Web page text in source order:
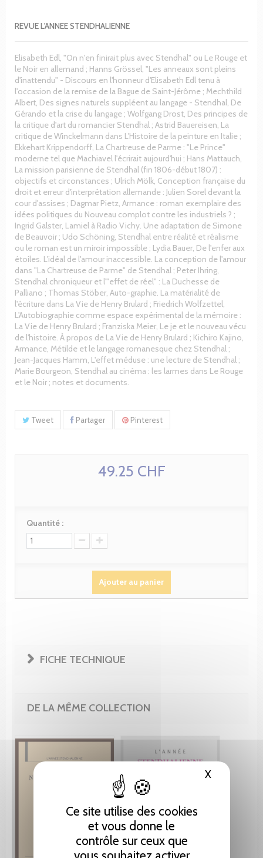
Ce site utilise des cookies
et vous donne le
contrôle sur ceux que
vous souhaitez activer
XMasquer
REVUE L'ANNEE STENDHALIENNE
Elisabeth Edl, "On n'en finirait plus avec Stendhal" ou Le Rouge et
le Noir en allemand ; Hanns Grössel, "Les anneaux sont pleins
d'inattendu" - Discours en l'honneur d'Elisabeth Edl tenu à
l'occasion de la remise de la Bague de Saint-Jérôme ; Mechthild
Albert, Des signes naturels suppléent au langage - Stendhal, De
Gérando et la crise du langage ; Wolfgang Drost, Des principes de
la critique d'art du romancier Stendhal ; Astrid Bauereisen, La
critique de Winckelmann dans L'Histoire de la peinture en Italie ;
Ekkehart Krippendorff, La Chartreuse de Parme : "Le Prince"
moderne tel que Machiavel l'écrirait aujourd'hui ; Hans Mattauch,
La mission parisienne de Stendhal (fin 1806-début 1807) :
objectifs et circonstances ; Ulrich Mölk, Conception française du
droit et erreur d'interprétation allemande : Julien Sorel devant la
cour d'assises ; Dagmar Pietz, Armance : roman exemplaire des
idées politiques du Nouveau complot contre les industriels ? ;
Ingrid Galster, Lamiel à Radio Vichy. Une adaptation de Simone
de Beauvoir ; Udo Schöning, Stendhal entre réalité et réalisme
ou le roman est un miroir impossible ; Lydia Bauer, De l'enfer aux
étoiles. L'idéal de l'amour inaccessible. La conception de l'amour
dans "La Chartreuse de Parme" de Stendhal ; Peter Ihring,
Stendhal chroniqueur et l'"effet de réel" : La Duchesse de
Palliano ; Thomas Stöber, Auto-graphie. La matérialité de
l'écriture dans La Vie de Henry Brulard ; Friedrich Wolfzettel,
L'Autobiographie comme espace expérimental de la mémoire :
La Vie de Henry Brulard ; Franziska Meier, Le je et le nouveau vécu
de l'histoire. À propos de La Vie de Henry Brulard ; Kichiro Kajino,
Armance, Métilde et le langage romanesque chez Stendhal ;
Jean-Jacques Hamm, L'effet méduse : une lecture de Stendhal ;
Marie Bourgeon, Stendhal au cinéma : les larmes dans Le Rouge
et le Noir ; notes et documents.
Tweet Partager Pinterest
49.25 CHF
Quantité :
Ajouter au panier
FICHE TECHNIQUE
DE LA MÊME COLLECTION